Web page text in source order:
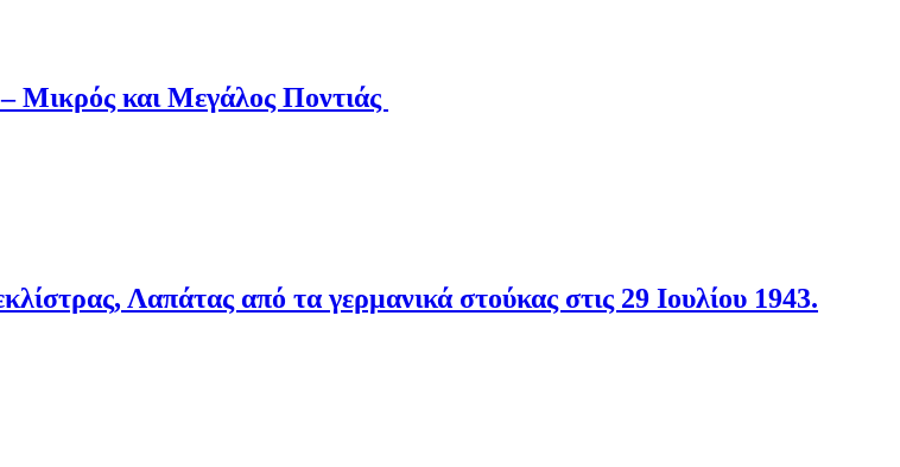
– Μικρός και Μεγάλος Ποντιάς
Λαπάτας από τα γερμανικά στούκας στις 29 Ιουλίου 1943.